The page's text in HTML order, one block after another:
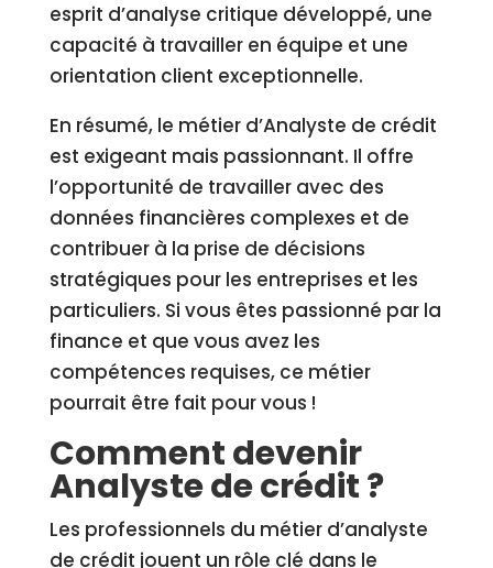
esprit d’analyse critique développé, une
capacité à travailler en équipe et une
orientation client exceptionnelle.
En résumé, le métier d’Analyste de crédit
est exigeant mais passionnant. Il offre
l’opportunité de travailler avec des
données financières complexes et de
contribuer à la prise de décisions
stratégiques pour les entreprises et les
particuliers. Si vous êtes passionné par la
finance et que vous avez les
compétences requises, ce métier
pourrait être fait pour vous !
Comment devenir
Analyste de crédit ?
Les professionnels du métier d’analyste
de crédit jouent un rôle clé dans le